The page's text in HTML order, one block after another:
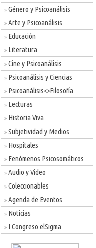
» Género y Psicoanálisis
» Arte y Psicoanálisis
» Educación
» Literatura
» Cine y Psicoanálisis
» Psicoanálisis y Ciencias
» Psicoanálisis<>Filosofía
» Lecturas
» Historia Viva
» Subjetividad y Medios
» Hospitales
» Fenómenos Psicosomáticos
» Audio y Video
» Coleccionables
» Agenda de Eventos
» Noticias
» I Congreso elSigma